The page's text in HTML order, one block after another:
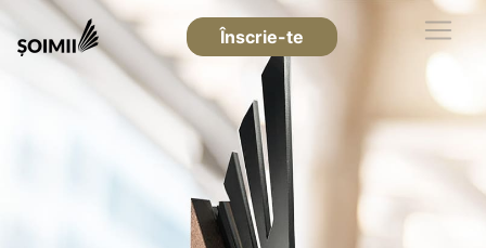
Înscrie-te